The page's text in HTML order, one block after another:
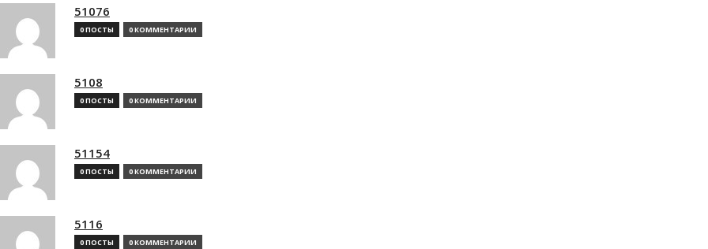
51076
0 ПОСТЫ 0 КОММЕНТАРИИ
5108
0 ПОСТЫ 0 КОММЕНТАРИИ
51154
0 ПОСТЫ 0 КОММЕНТАРИИ
5116
0 ПОСТЫ 0 КОММЕНТАРИИ